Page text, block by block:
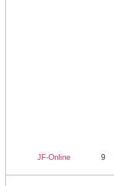
JF-Online 9